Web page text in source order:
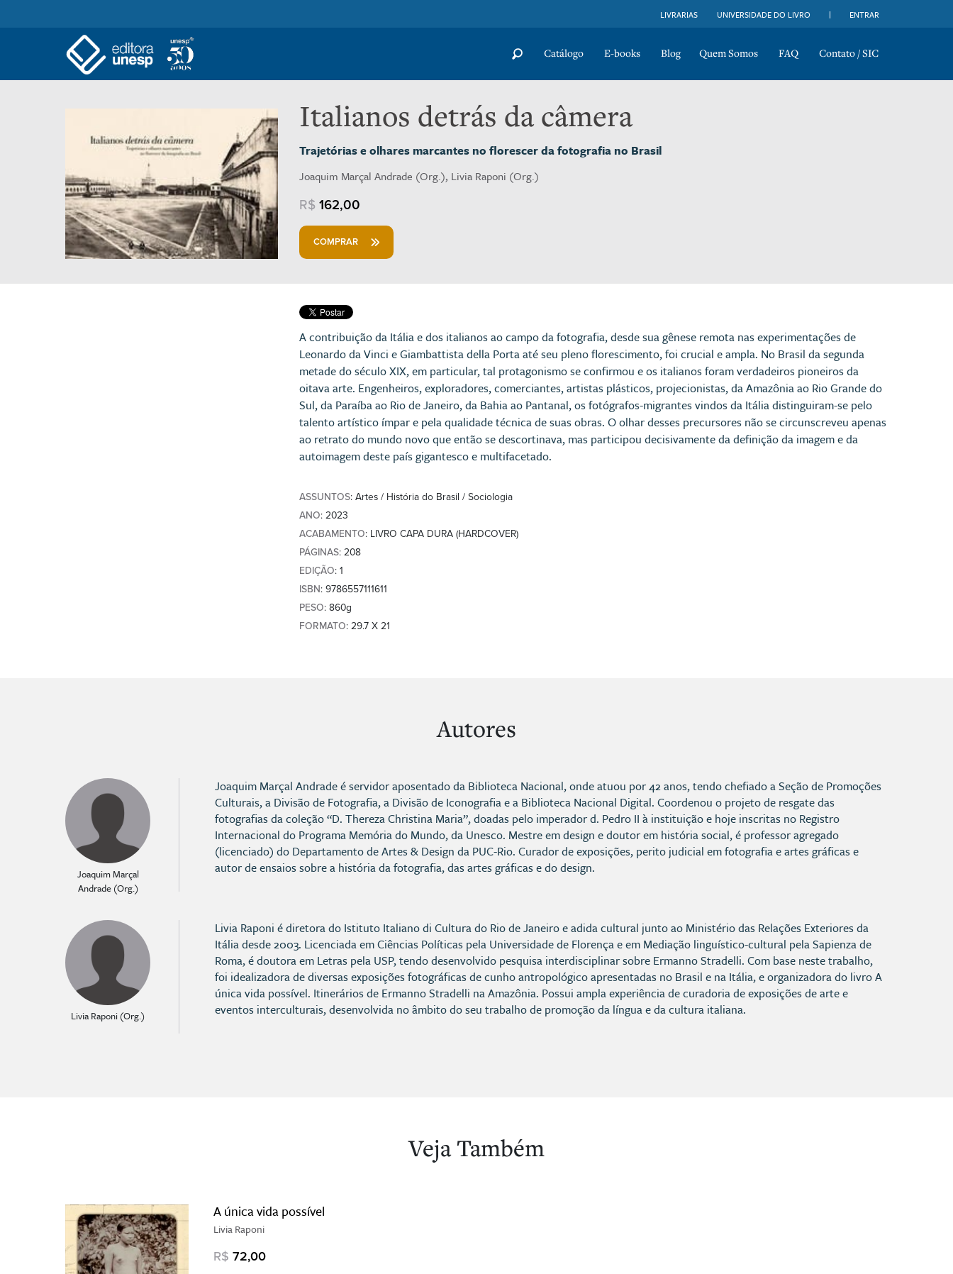
LIVRARIAS UNIVERSIDADE DO LIVRO ENTRAR
Catálogo E-books Blog Quem Somos FAQ Contato / SIC
Italianos detrás da câmera
Trajetórias e olhares marcantes no florescer da fotografia no Brasil
Joaquim Marçal Andrade (Org.), Livia Raponi (Org.)
R$ 162,00
COMPRAR
A contribuição da Itália e dos italianos ao campo da fotografia, desde sua gênese remota nas experimentações de
Leonardo da Vinci e Giambattista della Porta até seu pleno florescimento, foi crucial e ampla. No Brasil da segunda
metade do século XIX, em particular, tal protagonismo se confirmou e os italianos foram verdadeiros pioneiros da
oitava arte. Engenheiros, exploradores, comerciantes, artistas plásticos, projecionistas, da Amazônia ao Rio Grande do
Sul, da Paraíba ao Rio de Janeiro, da Bahia ao Pantanal, os fotógrafos-migrantes vindos da Itália distinguiram-se pelo
talento artístico ímpar e pela qualidade técnica de suas obras. O olhar desses precursores não se circunscreveu apenas
ao retrato do mundo novo que então se descortinava, mas participou decisivamente da definição da imagem e da
autoimagem deste país gigantesco e multifacetado.
ASSUNTOS: Artes / História do Brasil / Sociologia
ANO: 2023
ACABAMENTO: LIVRO CAPA DURA (HARDCOVER)
PÁGINAS: 208
EDIÇÃO: 1
ISBN: 9786557111611
PESO: 860g
FORMATO: 29.7 X 21
Autores
Joaquim Marçal
Andrade (Org.)
Joaquim Marçal Andrade é servidor aposentado da Biblioteca Nacional, onde atuou por 42 anos, tendo chefiado a Seção de Promoções
Culturais, a Divisão de Fotografia, a Divisão de Iconografia e a Biblioteca Nacional Digital. Coordenou o projeto de resgate das
fotografias da coleção “D. Thereza Christina Maria”, doadas pelo imperador d. Pedro II à instituição e hoje inscritas no Registro
Internacional do Programa Memória do Mundo, da Unesco. Mestre em design e doutor em história social, é professor agregado
(licenciado) do Departamento de Artes & Design da PUC-Rio. Curador de exposições, perito judicial em fotografia e artes gráficas e
autor de ensaios sobre a história da fotografia, das artes gráficas e do design.
Livia Raponi (Org.)
Livia Raponi é diretora do Istituto Italiano di Cultura do Rio de Janeiro e adida cultural junto ao Ministério das Relações Exteriores da
Itália desde 2003. Licenciada em Ciências Políticas pela Universidade de Florença e em Mediação linguístico-cultural pela Sapienza de
Roma, é doutora em Letras pela USP, tendo desenvolvido pesquisa interdisciplinar sobre Ermanno Stradelli. Com base neste trabalho,
foi idealizadora de diversas exposições fotográficas de cunho antropológico apresentadas no Brasil e na Itália, e organizadora do livro A
única vida possível. Itinerários de Ermanno Stradelli na Amazônia. Possui ampla experiência de curadoria de exposições de arte e
eventos interculturais, desenvolvida no âmbito do seu trabalho de promoção da língua e da cultura italiana.
Veja Também
A única vida possível
Livia Raponi
R$ 72,00